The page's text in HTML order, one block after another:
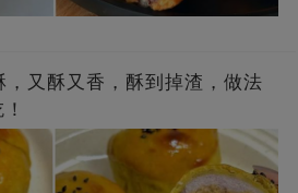
又酥又香，酥到掉渣，做法